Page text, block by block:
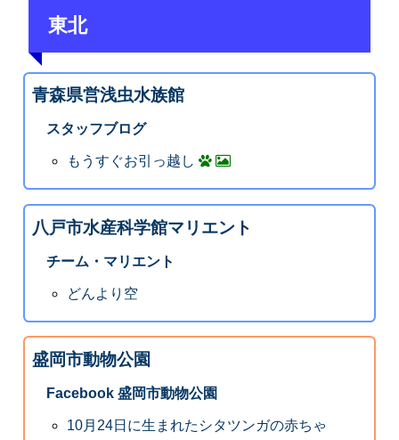
東北
青森県営浅虫水族館
スタッフブログ
もうすぐお引っ越し
八戸市水産科学館マリエント
チーム・マリエント
どんより空
盛岡市動物公園
Facebook 盛岡市動物公園
10月24日に生まれたシタツンガの赤ちゃ